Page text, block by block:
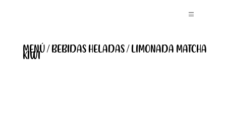
MENÚ / BEBIDAS HELADAS / LIMONADA MATCHA
KIWI